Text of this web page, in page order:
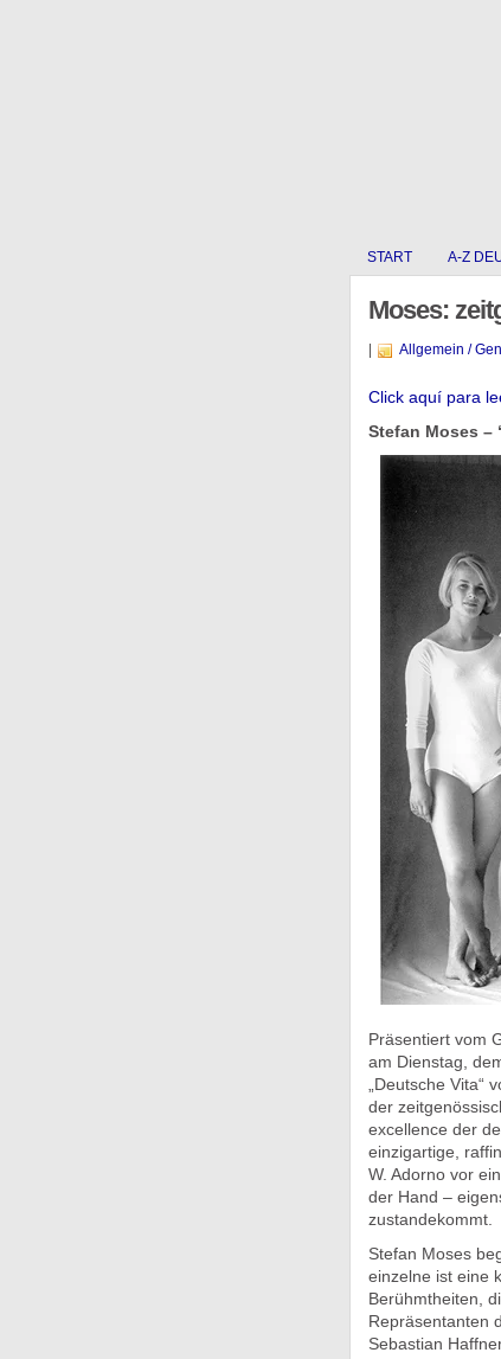
START A-Z
Moses:
Allgemein /
Click aquí para
Stefan Moses –
Präsentiert vom
am Dienstag,
„Deutsche
der
excellence der
einzigartige,
W. Adorno vor
der Hand –
zustandekommt.
Stefan Moses
einzelne ist eine
Berühmtheiten,
Repräsentanten
Sebastian